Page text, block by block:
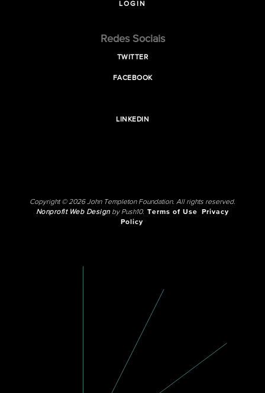
LOGIN
Redes Sociais
TWITTER
FACEBOOK
LINKEDIN
Copyright © 2026 John Templeton Foundation. All rights reserved.
Nonprofit Web Designby Push10. Terms of Use
Privacy
Policy